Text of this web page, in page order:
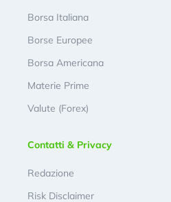
Borsa Italiana
Borse Europee
Borsa Americana
Materie Prime
Valute (Forex)
Contatti & Privacy
Redazione
Risk Disclaimer